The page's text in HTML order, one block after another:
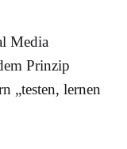
Media
Prinzip
„testen, lernen